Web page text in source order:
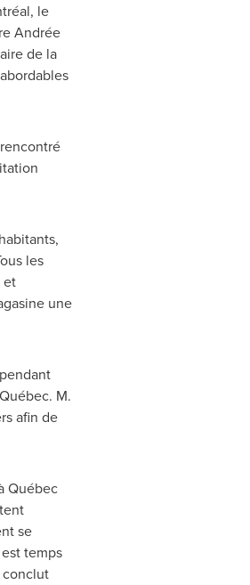
le
Andrée
de la
les
et
une
M.
afin de
Québec
se
temps